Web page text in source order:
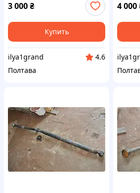
3 000₴
Купить
ilya1grand
4.6
Полтава
4 000